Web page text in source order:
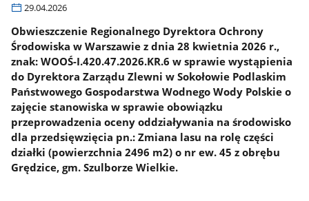
29.04.2026
Obwieszczenie Regionalnego Dyrektora Ochrony
Środowiska w Warszawie z dnia 28 kwietnia 2026 r.,
znak: WOOŚ-I.420.47.2026.KR.6 w sprawie wystąpienia
do Dyrektora Zarządu Zlewni w Sokołowie Podlaskim
Państwowego Gospodarstwa Wodnego Wody Polskie o
zajęcie stanowiska w sprawie obowiązku
przeprowadzenia oceny oddziaływania na środowisko
dla przedsięwzięcia pn.: Zmiana lasu na rolę części
działki (powierzchnia 2496 m2) o nr ew. 45 z obrębu
Grędzice, gm. Szulborze Wielkie.